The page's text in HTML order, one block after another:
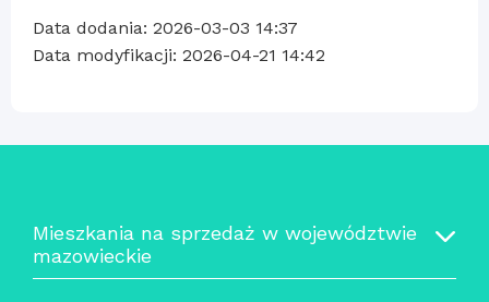
Data dodania: 2026-03-03 14:37
Data modyfikacji: 2026-04-21 14:42
Mieszkania na sprzedaż w województwie
mazowieckie